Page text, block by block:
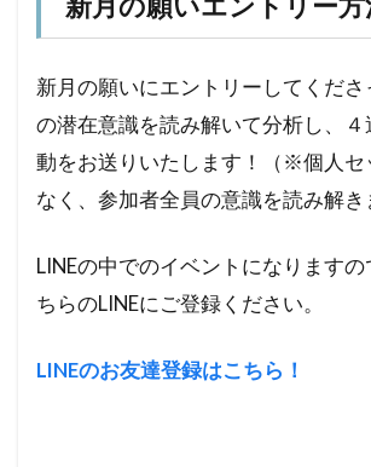
新月の願いにエントリーしてくださ
の潜在意識を読み解いて分析し、
動をお送りいたします！（※個人セ
なく、参加者全員の意識を読み解き
LINEの中でのイベントになりますの
ちらのLINEにご登録ください。
LINEのお友達登録はこちら！